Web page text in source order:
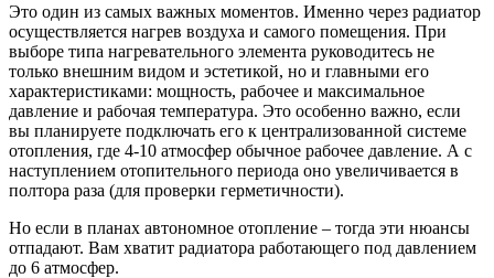
Это один из самых важных моментов. Именно через радиатор
осуществляется нагрев воздуха и самого помещения. При
выборе типа нагревательного элемента руководитесь не
только внешним видом и эстетикой, но и главными его
характеристиками: мощность, рабочее и максимальное
давление и рабочая температура. Это особенно важно, если
вы планируете подключать его к централизованной системе
отопления, где 4-10 атмосфер обычное рабочее давление. А с
наступлением отопительного периода оно увеличивается в
полтора раза (для проверки герметичности).
Но если в планах автономное отопление – тогда эти нюансы
отпадают. Вам хватит радиатора работающего под давлением
до 6 атмосфер.